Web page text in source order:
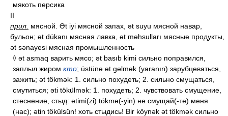
мякоть персика
II
прил. мясной. Ət iyi мясной запах, ət suyu мясной навар,
бульон; ət dükanı мясная лавка, ət məhsulları мясные продукты,
ət sənayesi мясная промышленность
◊ ət asmaq варить мясо; ət basıb kimi сильно поправился,
заплыл жиром кто; üstünə ət gəlmək (yaranın) зарубцеваться,
зажить; ət tökmək: 1. сильно похудеть; 2. сильно смущаться,
смутиться; əti tökülmək: 1. похудеть; 2. чувствовать смущение,
стеснение, стыд: ətimi(zi) tökmə(-yin) не смущай(-те) меня
(нас); ətin tökülsün! хоть стыдись! Bir köynək ət tökmək сильно